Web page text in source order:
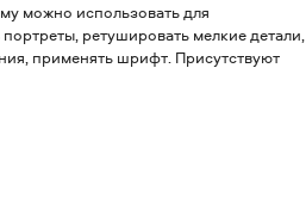
можно использовать для
ретушировать мелкие детали,
применять шрифт. Присутствуют